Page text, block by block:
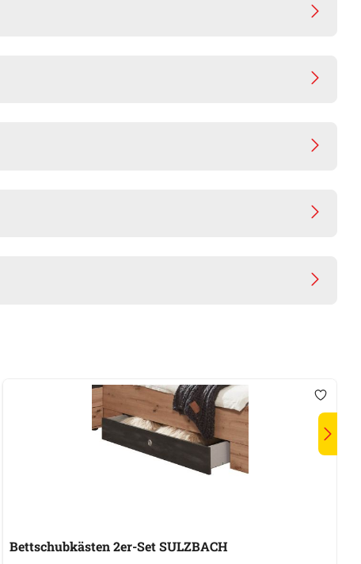
Bettschubkästen 2er-Set SULZBACH